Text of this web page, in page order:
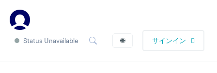
Status Unavailable 🌐 サインイン